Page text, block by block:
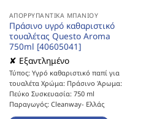
ΑΠΟΡΡΥΠΑΝΤΙΚΆ ΜΠΆΝΙΟΥ
Πράσινο υγρό καθαριστικό
τουαλέτας Questo Aroma
750ml [40605041]
✘ Εξαντλημένο
Τύπος: Υγρό καθαριστικό παπί για
τουαλέτα Χρώμα: Πράσινο Άρωμα:
Πεύκο Συσκευασία: 750 ml
Παραγωγός: Cleanway- Ελλάς